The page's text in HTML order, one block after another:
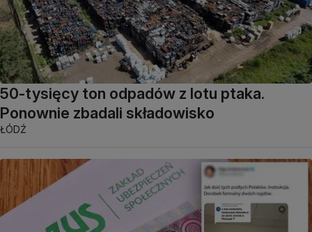
50-tysięcy ton odpadów z lotu ptaka.
Ponownie zbadali składowisko
ŁÓDŹ